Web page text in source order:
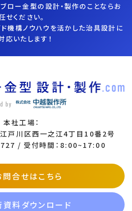
ロー金型の設計・製作のことならお
せください。
機構ノウハウを活かした治具設計に
応いたします！
by
本社工場：
戸川区西一之江4丁目10番2号
/ 受付時間：8:00~17:00
問合せはこちら
料ダウンロード